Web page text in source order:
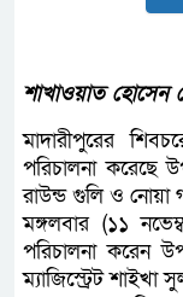
শাখাওয়াত হোসেন
মাদারীপুরের
পরিচালনা করেছে
রাউন্ড গুলি ও নোয়া
মঙ্গলবার (১১
পরিচালনা করেন
ম্যাজিস্ট্রেট শাইখা